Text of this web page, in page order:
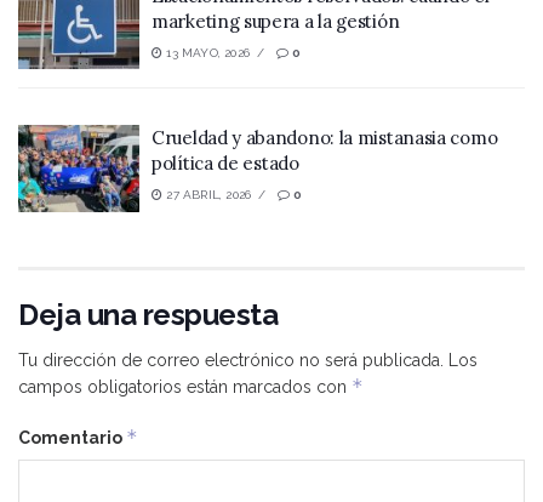
marketing supera a la gestión
13 MAYO, 2026 0
Crueldad y abandono: la mistanasia como
política de estado
27 ABRIL, 2026 0
Deja una respuesta
Tu dirección de correo electrónico no será publicada.
Los
campos obligatorios están marcados con *
Comentario *